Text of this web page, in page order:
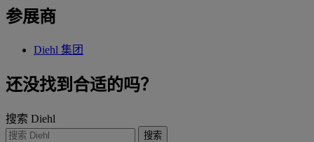
参展商
Diehl 集团
还没找到合适的吗？
搜索 Diehl
搜索